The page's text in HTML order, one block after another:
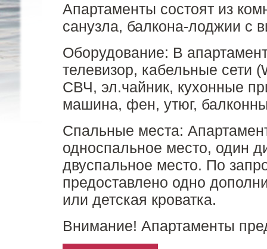
Апартаменты состоят из
санузла, балкона-лоджии с
Оборудование: В
телевизор, кабельные сети
СВЧ, эл.чайник, кухонные
машина, фен, утюг,
Спальные места:
односпальное место, один
двуспальное место. По
предоставлено одно
или детская кроватка.
Внимание! Апартаменты